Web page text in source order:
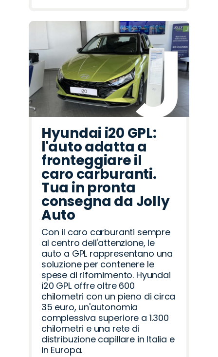
Hyundai i20 GPL:
l'auto adatta a
fronteggiare il
caro carburanti.
Tua in pronta
consegna da Jolly
Auto
Con il caro carburanti sempre
al centro dell'attenzione, le
auto a GPL rappresentano una
soluzione per contenere le
spese di rifornimento. Hyundai
i20 GPL offre oltre 600
chilometri con un pieno di circa
35 euro, un'autonomia
complessiva superiore a 1.300
chilometri e una rete di
distribuzione capillare in Italia e
in Europa.